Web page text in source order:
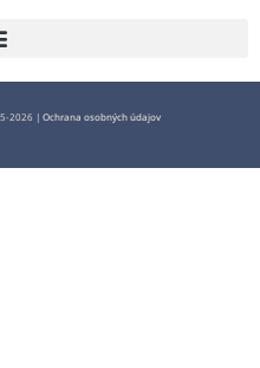
2026 | Ochrana osobných údajov